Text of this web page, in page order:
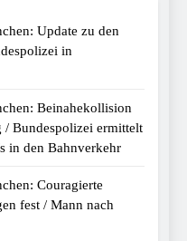
Update zu den
in
Beinahekollision
/ Bundespolizei ermittelt
in den Bahnverkehr
Couragierte
fest / Mann nach